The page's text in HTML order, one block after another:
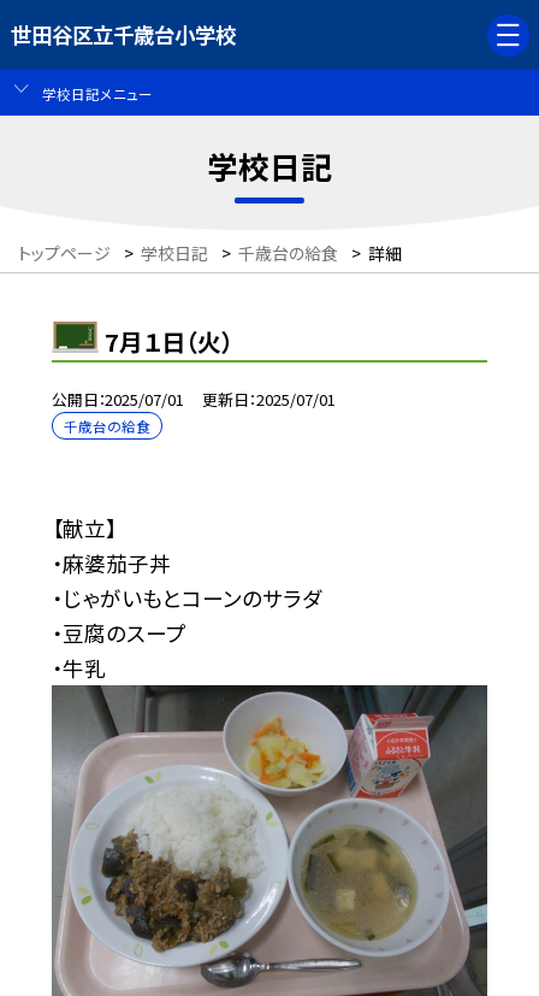
世田谷区立千歳台小学校
学校日記メニュー
学校日記
トップページ > 学校日記 > 千歳台の給食 > 詳細
7月１日（火）
公開日 2025/07/01 更新日 2025/07/01
千歳台の給食
【献立】
・麻婆茄子丼
・じゃがいもとコーンのサラダ
・豆腐のスープ
・牛乳